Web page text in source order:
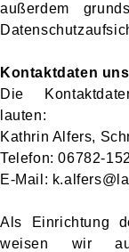
außerdem
Kontaktdaten
Die
lauten:
Kathrin Alfers,
Telefon: 06782-
E-Mail:
Als Einrichtung
weisen wir